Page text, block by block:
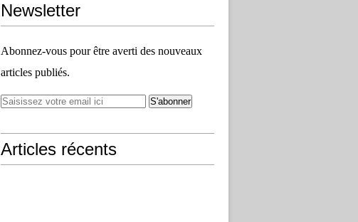
Newsletter
Abonnez-vous pour être averti des nouveaux
articles publiés.
Articles récents